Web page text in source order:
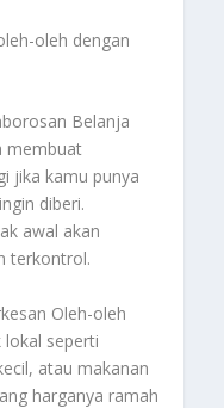
oleh dengan
Belanja
membuat
jika kamu punya
diberi.
awal akan
terkontrol.
Oleh-oleh
lokal seperti
atau makanan
harganya ramah